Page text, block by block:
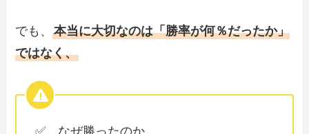
でも、本当に大切なのは「勝率が何％だったか」
ではなく、